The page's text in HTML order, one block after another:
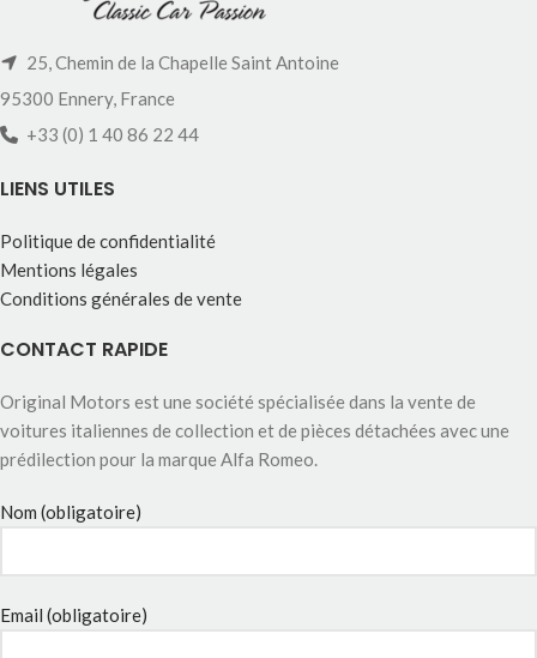
25, Chemin de la Chapelle Saint Antoine
95300 Ennery, France
+33 (0) 1 40 86 22 44
LIENS UTILES
Politique de confidentialité
Mentions légales
Conditions générales de vente
CONTACT RAPIDE
Original Motors est une société spécialisée dans la vente de
voitures italiennes de collection et de pièces détachées avec une
prédilection pour la marque Alfa Romeo.
Nom (obligatoire)
Email (obligatoire)